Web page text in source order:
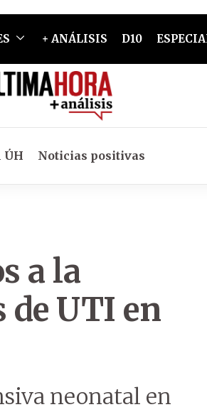
+ ANÁLISIS D10
ÚH Noticias positivas
a la
de UTI en
neonatal en